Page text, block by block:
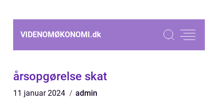
VIDENOMØKONOMI.dk
årsopgørelse skat
11 januar 2024 admin